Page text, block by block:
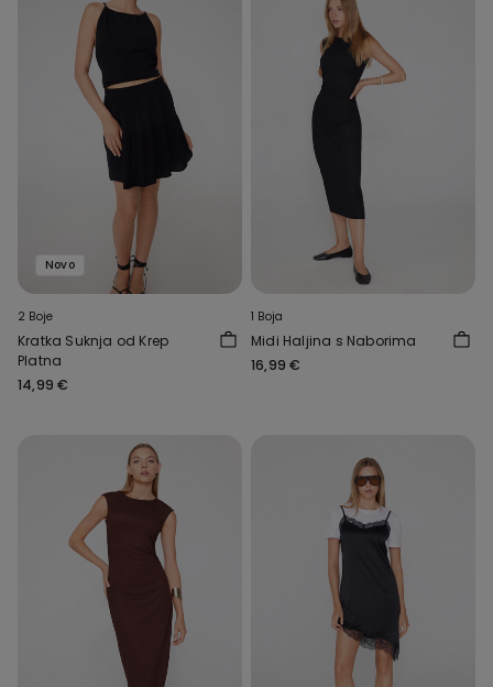
Novo
2 Boje
Kratka Suknja od Krep
Platna
14,99 €
1 Boja
Midi Haljina s Naborima
16,99 €